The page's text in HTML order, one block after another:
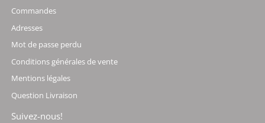
Commandes
Adresses
Mot de passe perdu
Conditions générales de vente
Mentions légales
Question Livraison
Suivez-nous!